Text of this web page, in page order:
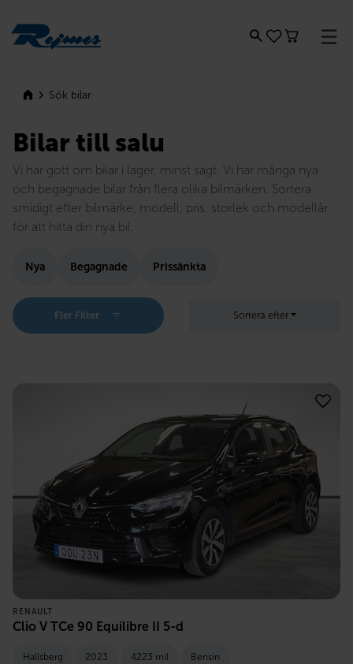
Sök bilar
Bilar till salu
Vi har gott om bilar i lager, minst sagt. Vi har många nya
och begagnade bilar från flera olika bilmärken. Sortera
smidigt efter bilmärke, modell, pris, storlek och modellår
för att hitta din nya bil.
Nya Begagnade Prissänkta
Fler Filter Sortera efter
RENAULT
Clio V TCe 90 Equilibre II 5-d
Hallsberg 2023 4223 mil Bensin